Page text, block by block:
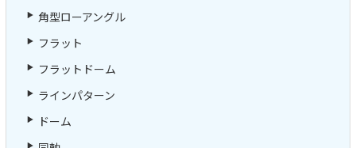
角型ローアングル
フラット
フラットドーム
ラインパターン
ドーム